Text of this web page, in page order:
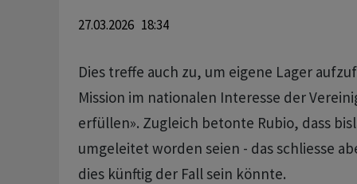
27.03.2026 18:34
Dies treffe auch zu, um eigene Lager
Mission im nationalen Interesse der
erfüllen». Zugleich betonte Rubio, dass
umgeleitet worden seien - das schliesse
dies künftig der Fall sein könnte.